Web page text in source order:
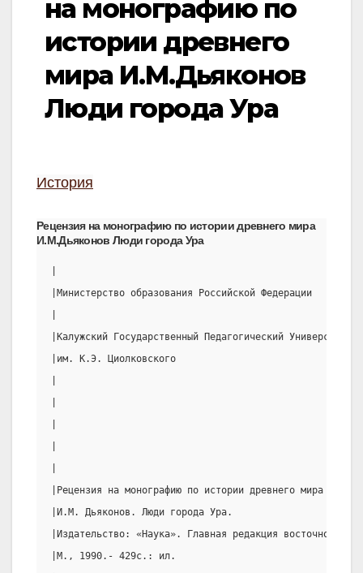
на монографию по
истории древнего
мира И.М.Дьяконов
Люди города Ура
История
Рецензия на монографию по истории древнего мира
И.М.Дьяконов Люди города Ура
|Министерство образования Российской
|Калужский Государственный Педагогический
|им. К.Э. Циолковского
|Рецензия на монографию по истории древнего
|И.М. Дьяконов. Люди города Ура.
|Издательство: «Наука». Главная редакция
|М., 1990.- 429с.: ил.